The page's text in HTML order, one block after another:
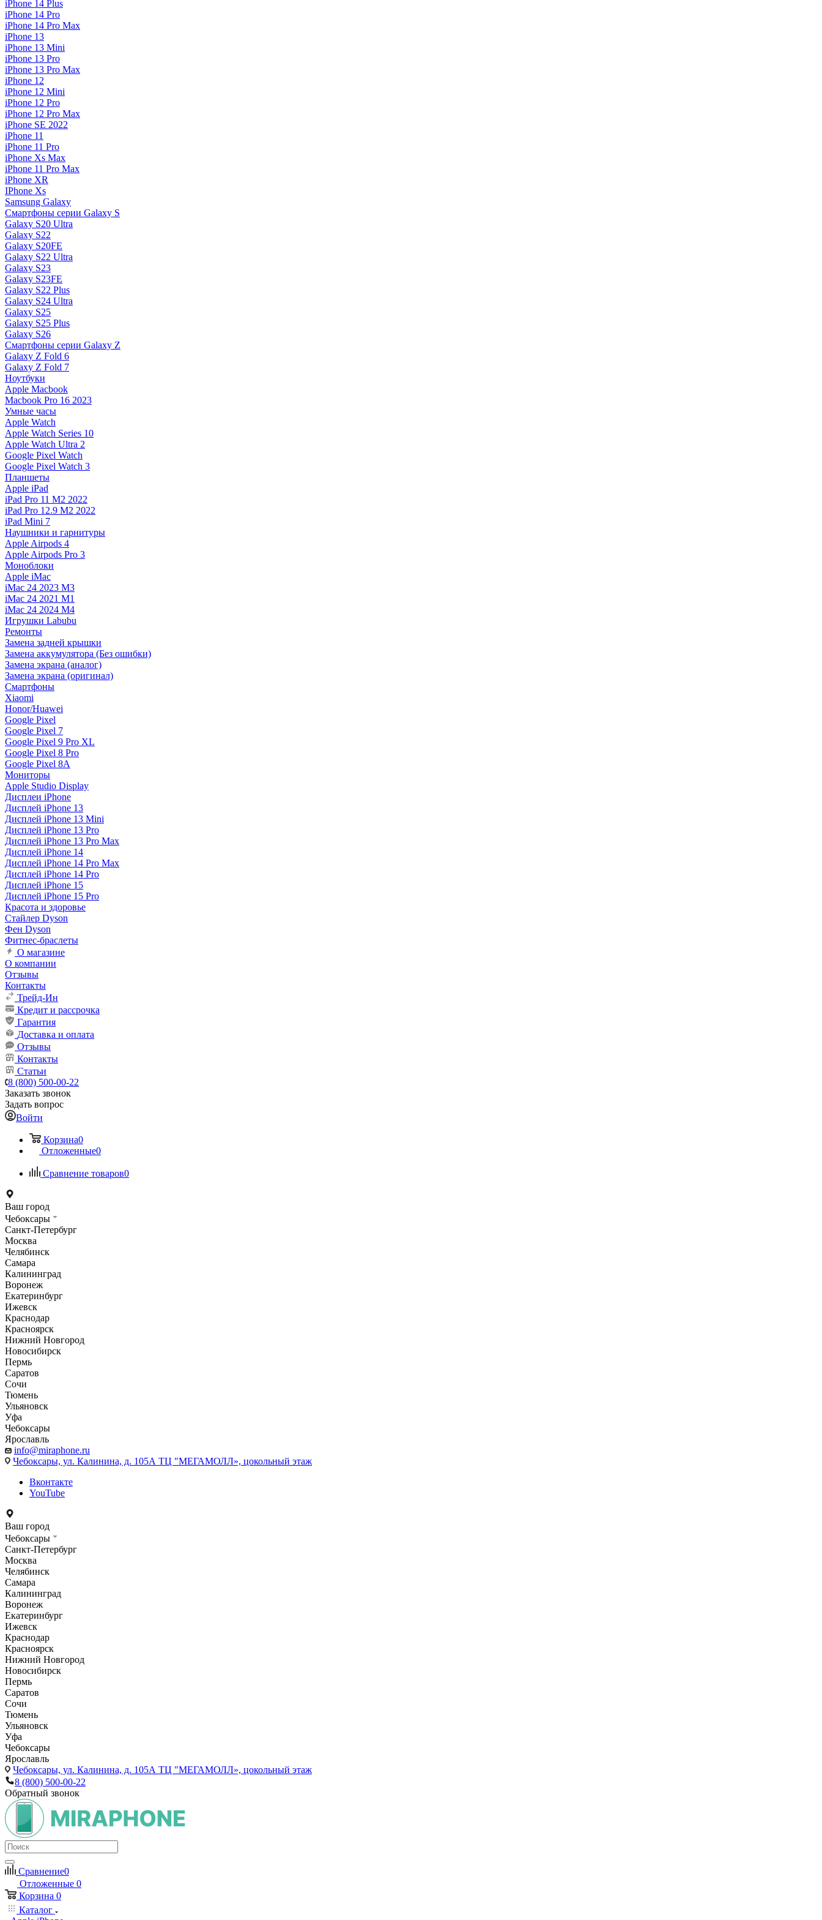
iPhone 14 Plus
iPhone 14 Pro
iPhone 14 Pro Max
iPhone 13
iPhone 13 Mini
iPhone 13 Pro
iPhone 13 Pro Max
iPhone 12
iPhone 12 Mini
iPhone 12 Pro
iPhone 12 Pro Max
iPhone SE 2022
iPhone 11
iPhone 11 Pro
iPhone Xs Max
iPhone 11 Pro Max
iPhone XR
IPhone Xs
Samsung Galaxy
Смартфоны серии Galaxy S
Galaxy S20 Ultra
Galaxy S22
Galaxy S20FE
Galaxy S22 Ultra
Galaxy S23
Galaxy S23FE
Galaxy S22 Plus
Galaxy S24 Ultra
Galaxy S25
Galaxy S25 Plus
Galaxy S26
Смартфоны серии Galaxy Z
Galaxy Z Fold 6
Galaxy Z Fold 7
Ноутбуки
Apple Macbook
Macbook Pro 16 2023
Умные часы
Apple Watch
Apple Watch Series 10
Apple Watch Ultra 2
Google Pixel Watch
Google Pixel Watch 3
Планшеты
Apple iPad
iPad Pro 11 M2 2022
iPad Pro 12.9 M2 2022
iPad Mini 7
Наушники и гарнитуры
Apple Airpods 4
Apple Airpods Pro 3
Моноблоки
Apple iMac
iMac 24 2023 M3
iMac 24 2021 M1
iMac 24 2024 M4
Игрушки Labubu
Ремонты
Замена задней крышки
Замена аккумулятора (Без ошибки)
Замена экрана (аналог)
Замена экрана (оригинал)
Смартфоны
Xiaomi
Honor/Huawei
Google Pixel
Google Pixel 7
Google Pixel 9 Pro XL
Google Pixel 8 Pro
Google Pixel 8A
Мониторы
Apple Studio Display
Дисплеи iPhone
Дисплей iPhone 13
Дисплей iPhone 13 Mini
Дисплей iPhone 13 Pro
Дисплей iPhone 13 Pro Max
Дисплей iPhone 14
Дисплей iPhone 14 Pro Max
Дисплей iPhone 14 Pro
Дисплей iPhone 15
Дисплей iPhone 15 Pro
Красота и здоровье
Стайлер Dyson
Фен Dyson
Фитнес-браслеты
О магазине
О компании
Отзывы
Контакты
Трейд-Ин
Кредит и рассрочка
Гарантия
Доставка и оплата
Отзывы
Контакты
Статьи
8 (800) 500-00-22
Заказать звонок
Задать вопрос
Войти
Корзина0
Отложенные0
Сравнение товаров0
Ваш город
Чебоксары
Санкт-Петербург
Москва
Челябинск
Самара
Калининград
Воронеж
Екатеринбург
Ижевск
Краснодар
Красноярск
Нижний Новгород
Новосибирск
Пермь
Саратов
Сочи
Тюмень
Ульяновск
Уфа
Чебоксары
Ярославль
info@miraphone.ru
Чебоксары, ул. Калинина, д. 105А ТЦ "МЕГАМОЛЛ», цокольный этаж
Вконтакте
YouTube
Ваш город
Чебоксары
Санкт-Петербург
Москва
Челябинск
Самара
Калининград
Воронеж
Екатеринбург
Ижевск
Краснодар
Красноярск
Нижний Новгород
Новосибирск
Пермь
Саратов
Сочи
Тюмень
Ульяновск
Уфа
Чебоксары
Ярославль
Чебоксары, ул. Калинина, д. 105А ТЦ "МЕГАМОЛЛ», цокольный этаж
8 (800) 500-00-22
Обратный звонок
Сравнение0
Отложенные 0
Корзина 0
Каталог